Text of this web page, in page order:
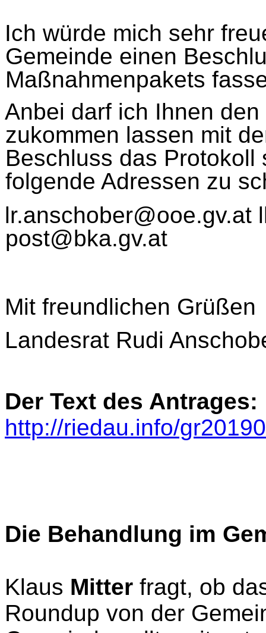
Ich würde mich sehr
Gemeinde einen
Maßnahmenpakets
Anbei darf ich Ihnen
zukommen lassen mit
Beschluss das
folgende Adressen zu
lr.anschober@ooe.gv.at
post@bka.gv.at
Mit freundlichen Grüßen
Landesrat Rudi
Der Text des Antrages:
http://riedau.info/
Die Behandlung im
Klaus Mitter fragt, ob
Roundup von der